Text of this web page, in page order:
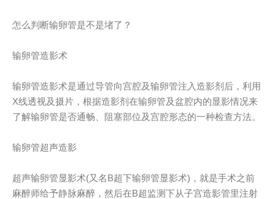
怎么判断输卵管是不是堵了？
输卵管造影术
输卵管造影术是通过导管向宫腔及输卵管注入造影剂后，利用
X线透视及摄片，根据造影剂在输卵管及盆腔内的显影情况来
了解输卵管是否通畅、阻塞部位及宫腔形态的一种检查方法。
输卵管超声造影
超声输卵管显影术(又名B超下输卵管显影术)，就是手术之前
麻醉师给予静脉麻醉，然后在B超监测下从子宫造影管里注射